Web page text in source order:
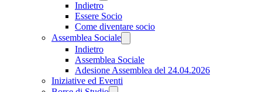
Indietro
Essere Socio
Come diventare socio
Assemblea Sociale
Indietro
Assemblea Sociale
Adesione Assemblea del 24.04.2026
Iniziative ed Eventi